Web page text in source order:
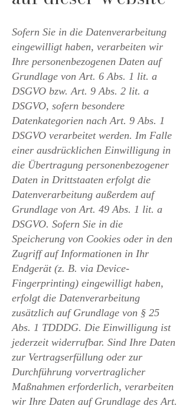
Sofern Sie in die Datenverarbeitung
eingewilligt haben, verarbeiten wir
Ihre personenbezogenen Daten auf
Grundlage von Art. 6 Abs. 1 lit. a
DSGVO bzw. Art. 9 Abs. 2 lit. a
DSGVO, sofern besondere
Datenkategorien nach Art. 9 Abs. 1
DSGVO verarbeitet werden. Im Falle
einer ausdrücklichen Einwilligung in
die Übertragung personenbezogener
Daten in Drittstaaten erfolgt die
Datenverarbeitung außerdem auf
Grundlage von Art. 49 Abs. 1 lit. a
DSGVO. Sofern Sie in die
Speicherung von Cookies oder in den
Zugriff auf Informationen in Ihr
Endgerät (z. B. via Device-
Fingerprinting) eingewilligt haben,
erfolgt die Datenverarbeitung
zusätzlich auf Grundlage von § 25
Abs. 1 TDDDG. Die Einwilligung ist
jederzeit widerrufbar. Sind Ihre Daten
zur Vertragserfüllung oder zur
Durchführung vorvertraglicher
Maßnahmen erforderlich, verarbeiten
wir Ihre Daten auf Grundlage des Art.